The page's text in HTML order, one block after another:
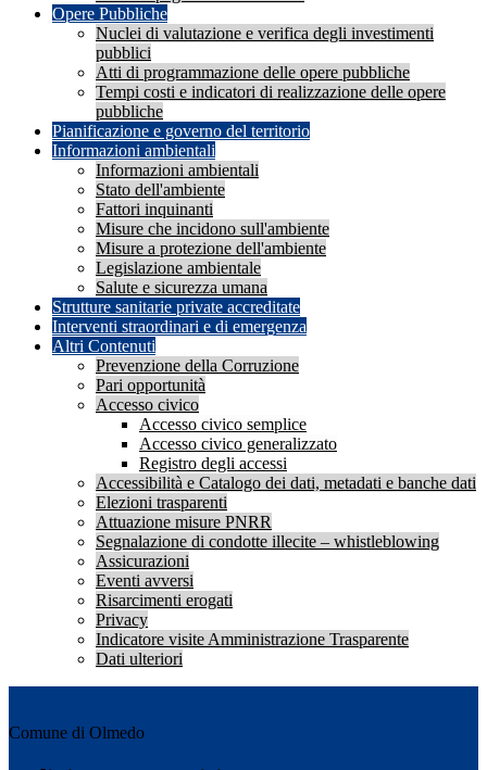
Opere Pubbliche
Nuclei di valutazione e verifica degli investimenti
pubblici
Atti di programmazione delle opere pubbliche
Tempi costi e indicatori di realizzazione delle opere
pubbliche
Pianificazione e governo del territorio
Informazioni ambientali
Informazioni ambientali
Stato dell'ambiente
Fattori inquinanti
Misure che incidono sull'ambiente
Misure a protezione dell'ambiente
Legislazione ambientale
Salute e sicurezza umana
Strutture sanitarie private accreditate
Interventi straordinari e di emergenza
Altri Contenuti
Prevenzione della Corruzione
Pari opportunità
Accesso civico
Accesso civico semplice
Accesso civico generalizzato
Registro degli accessi
Accessibilità e Catalogo dei dati, metadati e banche dati
Elezioni trasparenti
Attuazione misure PNRR
Segnalazione di condotte illecite – whistleblowing
Assicurazioni
Eventi avversi
Risarcimenti erogati
Privacy
Indicatore visite Amministrazione Trasparente
Dati ulteriori
Comune di Olmedo